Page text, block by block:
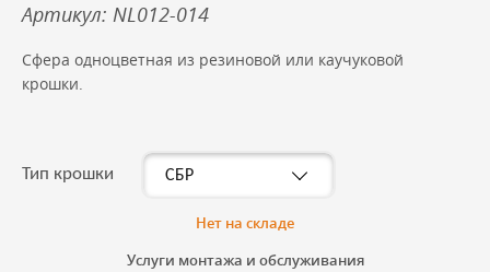
Артикул: NL012-014
Сфера одноцветная из резиновой или каучуковой
крошки.
Тип крошки
Нет на складе
Услуги монтажа и обслуживания